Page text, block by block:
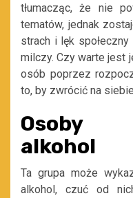
tłumacząc, że nie
tematów, jednak
strach i lęk
milczy. Czy warte jest
osób poprzez
to, by zwrócić na
Osoby
alkohol
Ta grupa może
alkohol, czuć od